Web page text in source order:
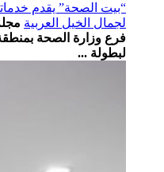
“بيت الصحة” يقدم
لجمال الخيل العربية
فرع وزارة الصحة
لبطولة ...